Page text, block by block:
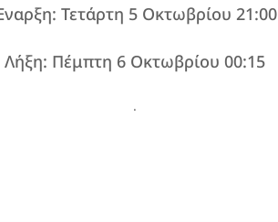
Τετάρτη 5 Οκτωβρίου 21:00
Λήξη: Πέμπτη 6 Οκτωβρίου 00:15
.